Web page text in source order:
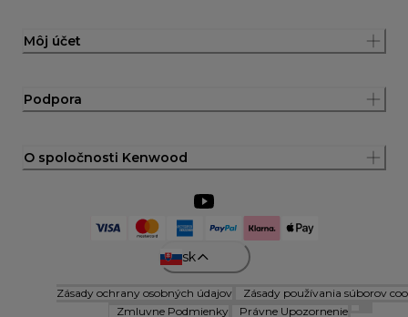
Môj účet
Podpora
O spoločnosti Kenwood
sk
Zásady ochrany osobných údajov
Zásady používania súborov
Zmluvne Podmienky
Právne Upozornenie